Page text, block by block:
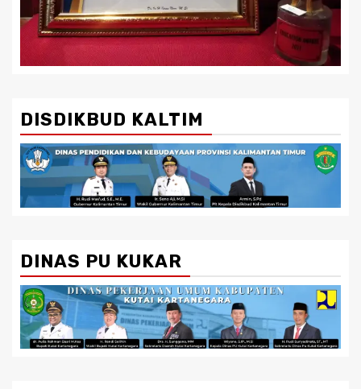
DISDIKBUD KALTIM
DINAS PU KUKAR